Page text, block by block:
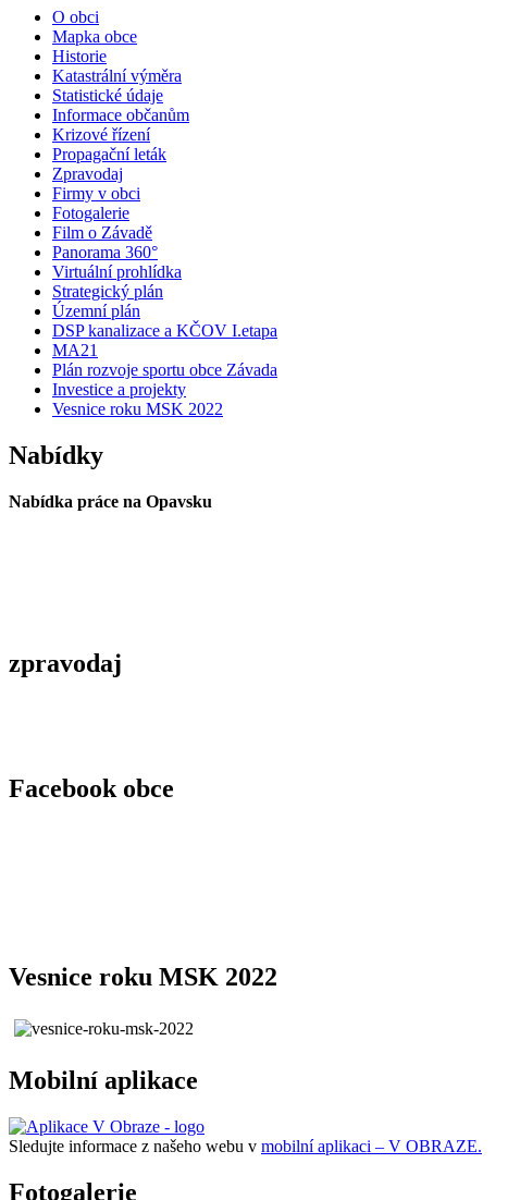
O obci
Mapka obce
Historie
Katastrální výměra
Statistické údaje
Informace občanům
Krizové řízení
Propagační leták
Zpravodaj
Firmy v obci
Fotogalerie
Film o Závadě
Panorama 360°
Virtuální prohlídka
Strategický plán
Územní plán
DSP kanalizace a KČOV I.etapa
MA21
Plán rozvoje sportu obce Závada
Investice a projekty
Vesnice roku MSK 2022
Nabídky
Nabídka práce na Opavsku
zpravodaj
Facebook obce
Vesnice roku MSK 2022
Mobilní aplikace
Sledujte informace z našeho webu v mobilní aplikaci – V OBRAZE.
Fotogalerie